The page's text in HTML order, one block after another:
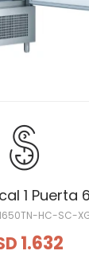
1 Puerta
HC-SC-
1.632